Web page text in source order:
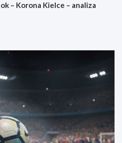
– Korona Kielce – analiza